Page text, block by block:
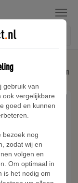
Menu
taille voor dames - Groen
gebruik van
ook vergelijkbare
goed en kunnen
bezoek nog
zodat wij en
volgen en
Om optimaal in
is het nodig om